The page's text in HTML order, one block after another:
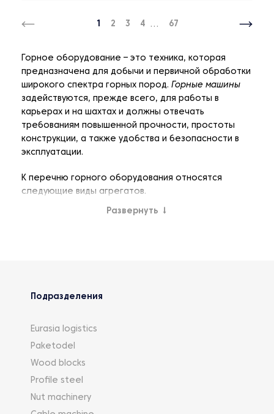
1 2 3 4 ... 67
Горное оборудование – это техника, которая
предназначена для добычи и первичной обработки
широкого спектра горных пород. Горные машины
задействуются, прежде всего, для работы в
карьерах и на шахтах и должны отвечать
требованиям повышенной прочности, простоты
конструкции, а также удобства и безопасности в
эксплуатации.
К перечню горного оборудования относятся
следующие виды агрегатов.
Дробильное оборудование
щековые дробилки, применяющиеся для
породы;
получения высококачественных зёрен щебня
за счёт дробления слабых составляющих
первичного сырья;
крупного, среднего и мелкого дробления
Развернуть ↓
Подразделения
Eurasia logistics
Paketodel
Wood blocks
Profile steel
Nut machinery